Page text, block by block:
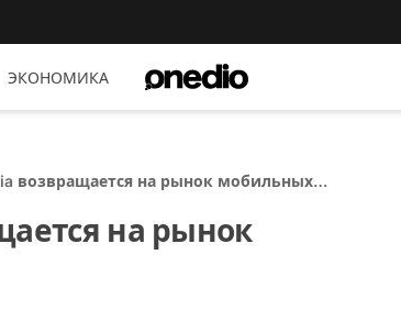
ЭКОНОМИКА
возвращается на рынок мобильных
на рынок